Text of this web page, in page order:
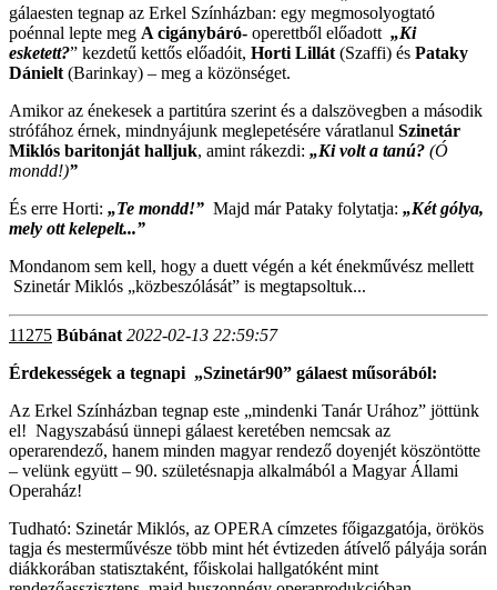
gálaesten tegnap az Erkel Színházban: egy megmosolyogtató
poénnal lepte meg A cigánybáró- operettből előadott „Ki
esketett?” kezdetű kettős előadóit, Horti Lillát (Szaffi) és Pataky
Dánielt (Barinkay) – meg a közönséget.
Amikor az énekesek a partitúra szerint és a dalszövegben a második
strófához érnek, mindnyájunk meglepetésére váratlanul Szinetár
Miklós baritonját halljuk, amint rákezdi: „Ki volt a tanú? (Ó
mondd!)”
És erre Horti: „Te mondd!” Majd már Pataky folytatja: „Két gólya,
mely ott kelepelt...”
Mondanom sem kell, hogy a duett végén a két énekművész mellett
Szinetár Miklós „közbeszólását” is megtapsoltuk...
11275 Búbánat 2022-02-13 22:59:57
Érdekességek a tegnapi „Szinetár90” gálaest műsorából:
Az Erkel Színházban tegnap este „mindenki Tanár Urához” jöttünk
el! Nagyszabású ünnepi gálaest keretében nemcsak az
operarendező, hanem minden magyar rendező doyenjét köszöntötte
– velünk együtt – 90. születésnapja alkalmából a Magyar Állami
Operaház!
Tudható: Szinetár Miklós, az OPERA címzetes főigazgatója, örökös
tagja és mesterművésze több mint hét évtizeden átívelő pályája során
diákkorában statisztaként, főiskolai hallgatóként mint